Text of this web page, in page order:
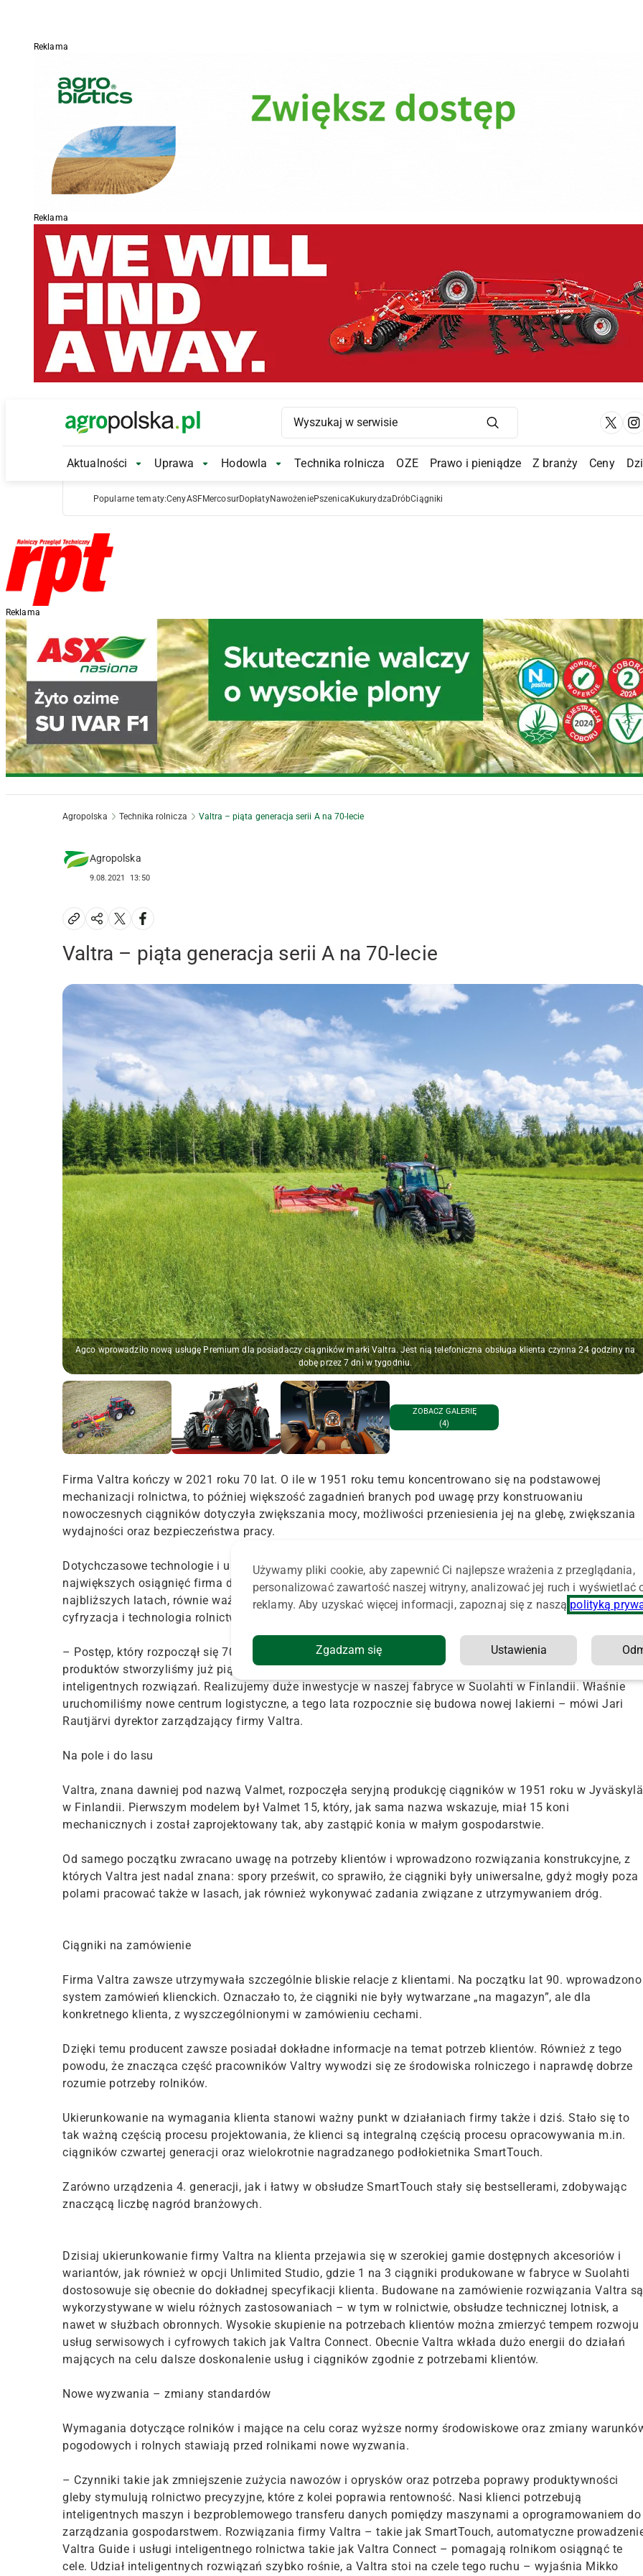
Reklama
Reklama
Main Logo
Main Navigation
Aktualności Aktualności Submenu
Uprawa Uprawa Submenu
Hodowla Hodowla Submenu
Technika rolnicza OZE Prawo i pieniądze Z branży Ceny
Popularne tematy:CenyASFMercosurDopłatyNawożeniePszenica Kukurydza DróbCiągniki
Reklama
Agropolska Technika rolnicza Valtra – piąta generacja serii A na 70-lecie
Agropolska
9.08.2021 13:50
Valtra – piąta generacja serii A na 70-lecie
Agco wprowadziło nową usługę Premium dla posiadaczy ciągników marki Valtra. Jest nią telefoniczna obsługa klienta czynna 24 godziny na
dobę przez 7 dni w tygodniu.
ZOBACZ GALERIĘ
(4)
Firma Valtra kończy w 2021 roku 70 lat. O ile w 1951 roku temu koncentrowano się na podstawowej
mechanizacji rolnictwa, to później większość zagadnień branych pod uwagę przy konstruowaniu
nowoczesnych ciągników dotyczyła zwiększania mocy, możliwości przeniesienia jej na glebę, zwiększania
wydajności oraz bezpieczeństwa pracy.
Dotychczasowe technologie i usługi firmy Valtra zawsze były w stanie sprostać wymaganiom klientów, choć
największych osiągnięć firma dokonała w ciągu ostatnich 10 lat. Fiński producent kreuje pogląd, że w
najbliższych latach, równie ważna jak techniczne aspekty ciągników i maszyn rolniczych, stanie się
cyfryzacja i technologia rolnictwa precyzyjnego.
– Postęp, który rozpoczął się 70 lat temu, wciąż trwa i nabiera tempa. Dzięki wytrwałej pracy nad rozwojem
produktów stworzyliśmy już piątą generację ciągników. Teraz nasi klienci oczekują od firmy Valtra
inteligentnych rozwiązań. Realizujemy duże inwestycje w naszej fabryce w Suolahti w Finlandii. Właśnie
uruchomiliśmy nowe centrum logistyczne, a tego lata rozpocznie się budowa nowej lakierni – mówi Jari
Rautjärvi dyrektor zarządzający firmy Valtra.
Na pole i do lasu
Valtra, znana dawniej pod nazwą Valmet, rozpoczęła seryjną produkcję ciągników w 1951 roku w Jyväskylä
w Finlandii. Pierwszym modelem był Valmet 15, który, jak sama nazwa wskazuje, miał 15 koni
mechanicznych i został zaprojektowany tak, aby zastąpić konia w małym gospodarstwie.
Od samego początku zwracano uwagę na potrzeby klientów i wprowadzono rozwiązania konstrukcyjne, z
których Valtra jest nadal znana: spory prześwit, co sprawiło, że ciągniki były uniwersalne, gdyż mogły poza
polami pracować także w lasach, jak również wykonywać zadania związane z utrzymywaniem dróg.
Ciągniki na zamówienie
Firma Valtra zawsze utrzymywała szczególnie bliskie relacje z klientami. Na początku lat 90. wprowadzono
system zamówień klienckich. Oznaczało to, że ciągniki nie były wytwarzane „na magazyn”, ale dla
konkretnego klienta, z wyszczególnionymi w zamówieniu cechami.
Dzięki temu producent zawsze posiadał dokładne informacje na temat potrzeb klientów. Również z tego
powodu, że znacząca część pracowników Valtry wywodzi się ze środowiska rolniczego i naprawdę dobrze
rozumie potrzeby rolników.
Ukierunkowanie na wymagania klienta stanowi ważny punkt w działaniach firmy także i dziś. Stało się to
tak ważną częścią procesu projektowania, że klienci są integralną częścią procesu opracowywania m.in.
ciągników czwartej generacji oraz wielokrotnie nagradzanego podłokietnika SmartTouch.
Zarówno urządzenia 4. generacji, jak i łatwy w obsłudze SmartTouch stały się bestsellerami, zdobywając
znaczącą liczbę nagród branżowych.
Dzisiaj ukierunkowanie firmy Valtra na klienta przejawia się w szerokiej gamie dostępnych akcesoriów i
wariantów, jak również w opcji Unlimited Studio, gdzie 1 na 3 ciągniki produkowane w fabryce w Suolahti
dostosowuje się obecnie do dokładnej specyfikacji klienta. Budowane na zamówienie rozwiązania Valtra są
wykorzystywane w wielu różnych zastosowaniach – w tym w rolnictwie, obsłudze technicznej lotnisk, a
nawet w służbach obronnych. Wysokie skupienie na potrzebach klientów można zmierzyć tempem rozwoju
usług serwisowych i cyfrowych takich jak Valtra Connect. Obecnie Valtra wkłada dużo energii do działań
mających na celu dalsze doskonalenie usług i ciągników zgodnie z potrzebami klientów.
Nowe wyzwania – zmiany standardów
Wymagania dotyczące rolników i mające na celu coraz wyższe normy środowiskowe oraz zmiany
pogodowych i rolnych stawiają przed rolnikami nowe wyzwania.
– Czynniki takie jak zmniejszenie zużycia nawozów i oprysków oraz potrzeba poprawy produktywności
gleby stymulują rolnictwo precyzyjne, które z kolei poprawia rentowność. Nasi klienci potrzebują
inteligentnych maszyn i bezproblemowego transferu danych pomiędzy maszynami a oprogramowaniem do
zarządzania gospodarstwem. Rozwiązania firmy Valtra – takie jak SmartTouch, automatyczne
Valtra Guide i usługi inteligentnego rolnictwa takie jak Valtra Connect – pomagają rolnikom osiągnąć te
cele. Udział inteligentnych rozwiązań szybko rośnie, a Valtra stoi na czele tego ruchu – wyjaśnia Mikko
Używamy pliki cookie, aby zapewnić Ci najlepsze wrażenia z przeglądania,
personalizować zawartość naszej witryny, analizować jej ruch i wyświetlać
reklamy. Aby uzyskać więcej informacji, zapoznaj się z naszą polityką
Zgadzam się Ustawienia